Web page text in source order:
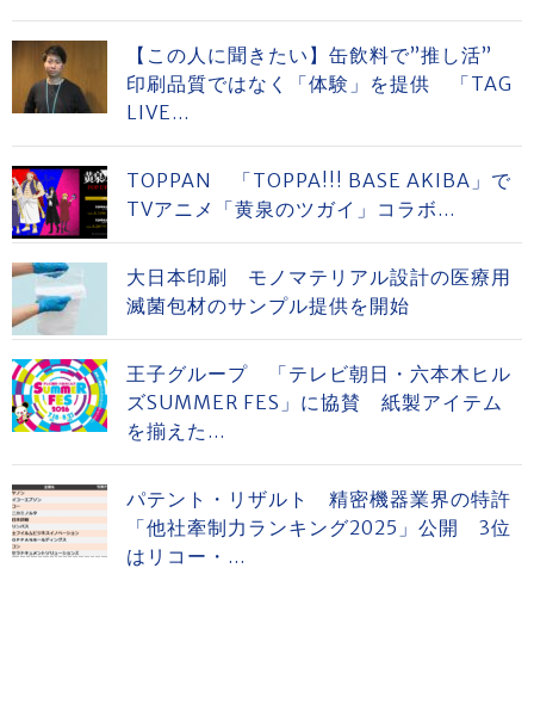
【この人に聞きたい】缶飲料で”推し活”
印刷品質ではなく「体験」を提供 「TAG
LIVE...
TOPPAN 「TOPPA!!! BASE AKIBA」で
TVアニメ「黄泉のツガイ」コラボ...
大日本印刷 モノマテリアル設計の医療用
滅菌包材のサンプル提供を開始
王子グループ 「テレビ朝日・六本木ヒル
ズSUMMER FES」に協賛 紙製アイテム
を揃えた...
パテント・リザルト 精密機器業界の特許
「他社牽制力ランキング2025」公開 3位
はリコー・...